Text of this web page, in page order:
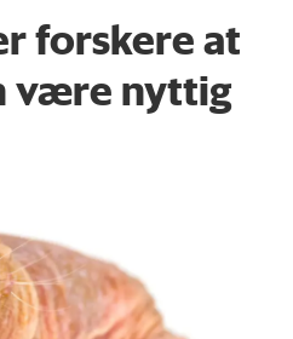
forskere at
være nyttig